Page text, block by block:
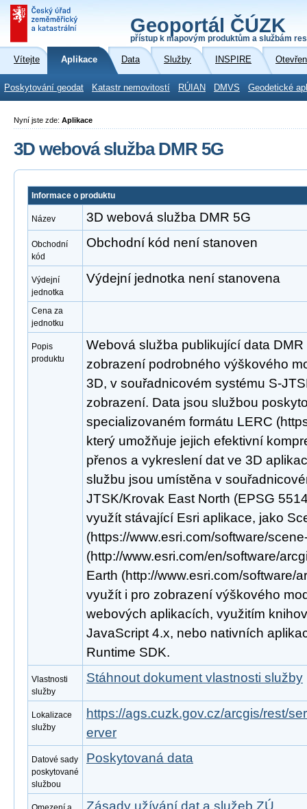
Geoportál ČÚZK
přístup k mapovým produktům a službám
Vítejte Aplikace Data Služby INSPIRE
Poskytování geodat Katastr nemovitostí RÚIAN DMVS Geodetické
Nyní jste zde: Aplikace
3D webová služba DMR 5G
Informace o produktu
Název 3D webová služba DMR 5G
Obchodní
kód
Obchodní kód není stanoven
Výdejní
jednotka
Výdejní jednotka není stanovena
Cena za
jednotku
Popis
produktu
Webová služba publikující data
zobrazení podrobného výškového
3D, v souřadnicovém systému S-
zobrazení. Data jsou službou
specializovaném formátu LERC
který umožňuje jejich efektivní
přenos a vykreslení dat ve 3D
službu jsou umístěna v
JTSK/Krovak East North (EPSG
využít stávající Esri aplikace, jako
(https://www.esri.com/software/
(http://www.esri.com/en/software/
Earth (http://www.esri.com/software/
využít i pro zobrazení výškového
webových aplikacích, využitím
JavaScript 4.x, nebo nativních
Runtime SDK.
Vlastnosti
služby
Stáhnout dokument vlastnosti služby
Lokalizace
služby
https://ags.cuzk.gov.cz/arcgis/rest/
erver
Datové sady
poskytované
službou
Poskytovaná data
Zásady užívání dat a služeb ZÚ